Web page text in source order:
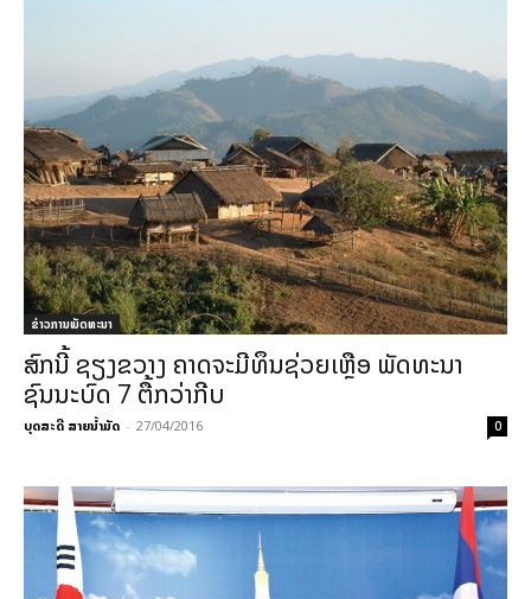
ຂ່າວການພັດທະນາ
ສົກນີ້ ຊຽງຂວາງ ຄາດຈະມີທຶນຊ່ວຍເຫຼືອ ພັດທະນາ
ຊົນນະບົດ 7 ຕື້ກວ່າກີບ
ບຸດສະດີ ສາຍນ້ຳມັດ - 27/04/2016 0